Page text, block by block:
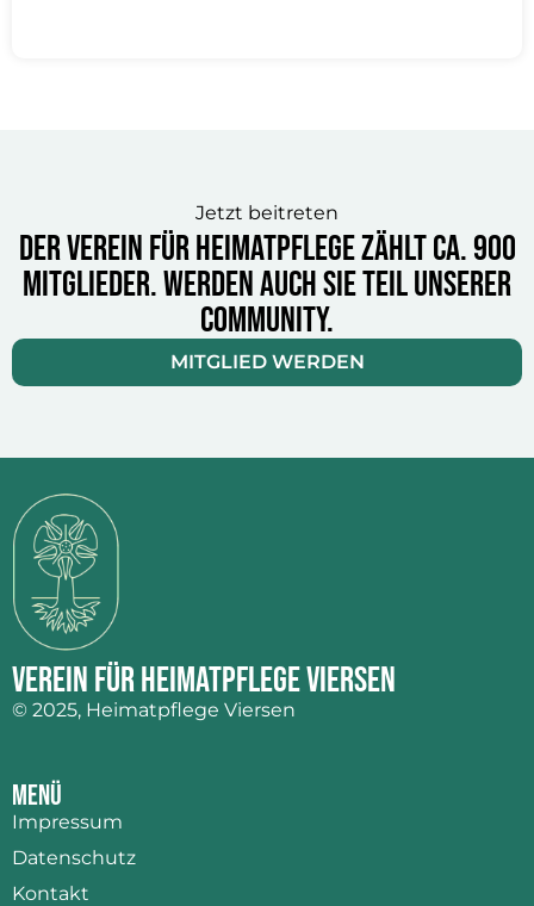
Jetzt beitreten
Der Verein für Heimatpflege zählt ca. 900
Mitglieder. Werden auch Sie Teil unserer
Community.
MITGLIED WERDEN
Verein für Heimatpflege Viersen
© 2025, Heimatpflege Viersen
Menü
Impressum
Datenschutz
Kontakt